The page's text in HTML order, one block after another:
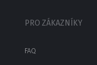
PRO ZÁKAZNÍKY
FAQ